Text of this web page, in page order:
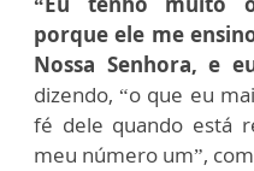
porque ele me
Nossa Senhora, e
dizendo, “o que eu
fé dele quando está
meu número um”,